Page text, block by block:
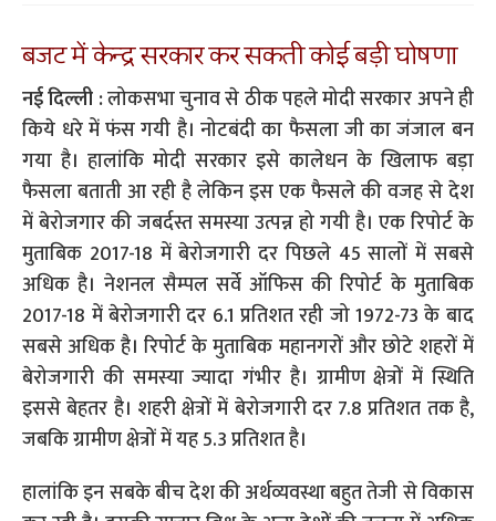
बजट में केन्द्र सरकार कर सकती कोई बड़ी घोषणा
नई दिल्ली :लोकसभा चुनाव से ठीक पहले मोदी सरकार अपने ही
किये धरे में फंस गयी है। नोटबंदी का फैसला जी का जंजाल बन
गया है। हालांकि मोदी सरकार इसे कालेधन के खिलाफ बड़ा
फैसला बताती आ रही है लेकिन इस एक फैसले की वजह से देश
में बेरोजगार की जबर्दस्त समस्या उत्पन्न हो गयी है। एक रिपोर्ट के
मुताबिक 2017-18 में बेरोजगारी दर पिछले 45 सालों में सबसे
अधिक है। नेशनल सैम्पल सर्वे ऑफिस की रिपोर्ट के मुताबिक
2017-18 में बेरोजगारी दर 6.1 प्रतिशत रही जो 1972-73 के बाद
सबसे अधिक है। रिपोर्ट के मुताबिक महानगरों और छोटे शहरों में
बेरोजगारी की समस्या ज्यादा गंभीर है। ग्रामीण क्षेत्रों में स्थिति
इससे बेहतर है। शहरी क्षेत्रों में बेरोजगारी दर 7.8 प्रतिशत तक है,
जबकि ग्रामीण क्षेत्रों में यह 5.3 प्रतिशत है।
हालांकि इन सबके बीच देश की अर्थव्यवस्था बहुत तेजी से विकास